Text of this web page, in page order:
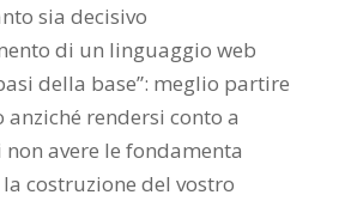
sia decisivo
di un linguaggio web
della base”: meglio partire
rendersi conto a
avere le fondamenta
costruzione del vostro